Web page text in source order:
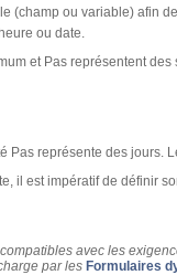
(champ ou variable) afin
ou date.
et Pas représentent
représente des jours.
il est impératif de définir
avec les
par les Formulaires